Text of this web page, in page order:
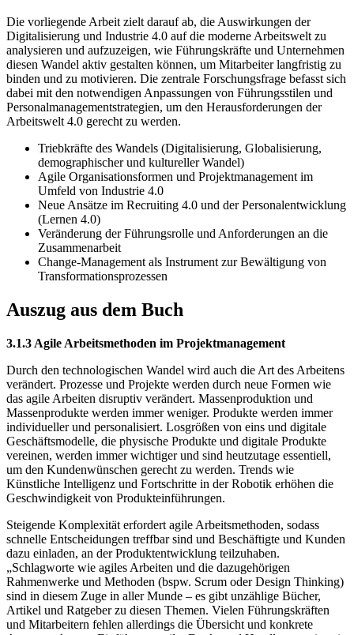
Die vorliegende Arbeit zielt darauf ab, die Auswirkungen der
Digitalisierung und Industrie 4.0 auf die moderne Arbeitswelt zu
analysieren und aufzuzeigen, wie Führungskräfte und Unternehmen
diesen Wandel aktiv gestalten können, um Mitarbeiter langfristig zu
binden und zu motivieren. Die zentrale Forschungsfrage befasst sich
dabei mit den notwendigen Anpassungen von Führungsstilen und
Personalmanagementstrategien, um den Herausforderungen der
Arbeitswelt 4.0 gerecht zu werden.
Triebkräfte des Wandels (Digitalisierung, Globalisierung,
demographischer und kultureller Wandel)
Agile Organisationsformen und Projektmanagement im
Umfeld von Industrie 4.0
Neue Ansätze im Recruiting 4.0 und der Personalentwicklung
(Lernen 4.0)
Veränderung der Führungsrolle und Anforderungen an die
Zusammenarbeit
Change-Management als Instrument zur Bewältigung von
Transformationsprozessen
Auszug aus dem Buch
3.1.3 Agile Arbeitsmethoden im Projektmanagement
Durch den technologischen Wandel wird auch die Art des Arbeitens
verändert. Prozesse und Projekte werden durch neue Formen wie
das agile Arbeiten disruptiv verändert. Massenproduktion und
Massenprodukte werden immer weniger. Produkte werden immer
individueller und personalisiert. Losgrößen von eins und digitale
Geschäftsmodelle, die physische Produkte und digitale Produkte
vereinen, werden immer wichtiger und sind heutzutage essentiell,
um den Kundenwünschen gerecht zu werden. Trends wie
Künstliche Intelligenz und Fortschritte in der Robotik erhöhen die
Geschwindigkeit von Produkteinführungen.
Steigende Komplexität erfordert agile Arbeitsmethoden, sodass
schnelle Entscheidungen treffbar sind und Beschäftigte und Kunden
dazu einladen, an der Produktentwicklung teilzuhaben.
„Schlagworte wie agiles Arbeiten und die dazugehörigen
Rahmenwerke und Methoden (bspw. Scrum oder Design Thinking)
sind in diesem Zuge in aller Munde – es gibt unzählige Bücher,
Artikel und Ratgeber zu diesen Themen. Vielen Führungskräften
und Mitarbeitern fehlen allerdings die Übersicht und konkrete